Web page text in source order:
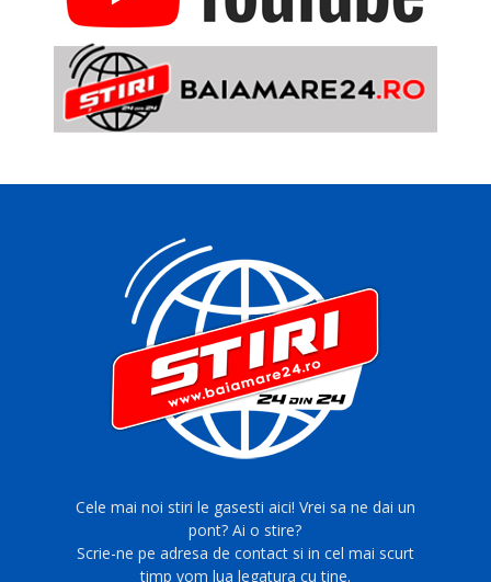
Cele mai noi stiri le gasesti aici! Vrei sa ne dai un
pont? Ai o stire?
Scrie-ne pe adresa de contact si in cel mai scurt
timp vom lua legatura cu tine.